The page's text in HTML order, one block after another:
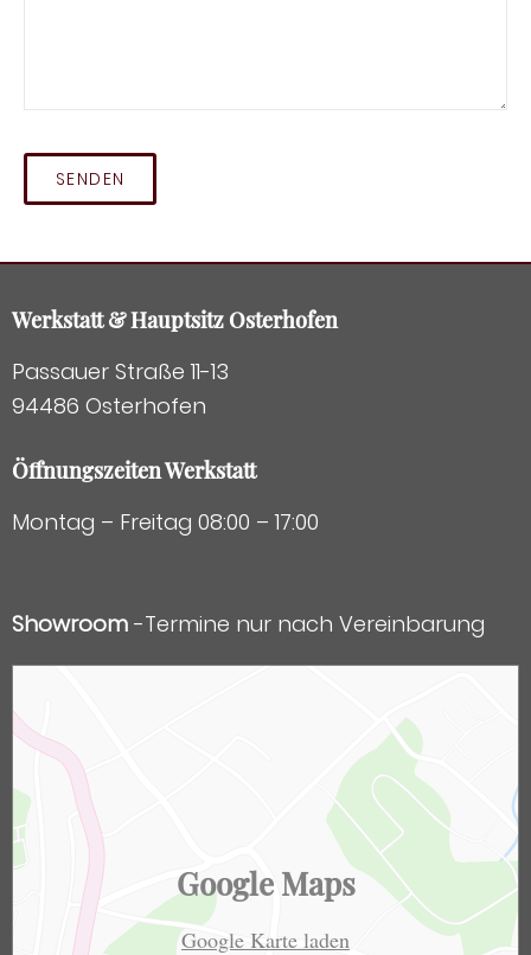
Werkstatt & Hauptsitz Osterhofen
Passauer Straße 11-13
94486 Osterhofen
Öffnungszeiten Werkstatt
Montag – Freitag 08:00 – 17:00
Showroom -Termine nur nach Vereinbarung
Google Maps
Google Karte laden